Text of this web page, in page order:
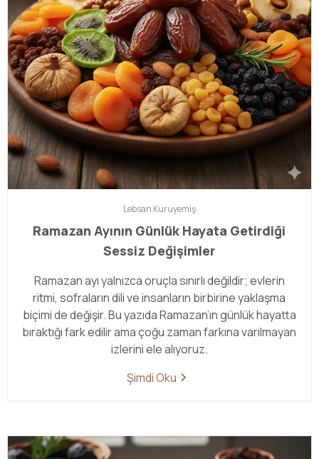
Lebsan Kuruyemiş
Ramazan Ayının Günlük Hayata Getirdiği
Sessiz Değişimler
Ramazan ayı yalnızca oruçla sınırlı değildir; evlerin
ritmi, sofraların dili ve insanların birbirine yaklaşma
biçimi de değişir. Bu yazıda Ramazan’ın günlük hayatta
bıraktığı fark edilir ama çoğu zaman farkına varılmayan
izlerini ele alıyoruz.
Şimdi Oku